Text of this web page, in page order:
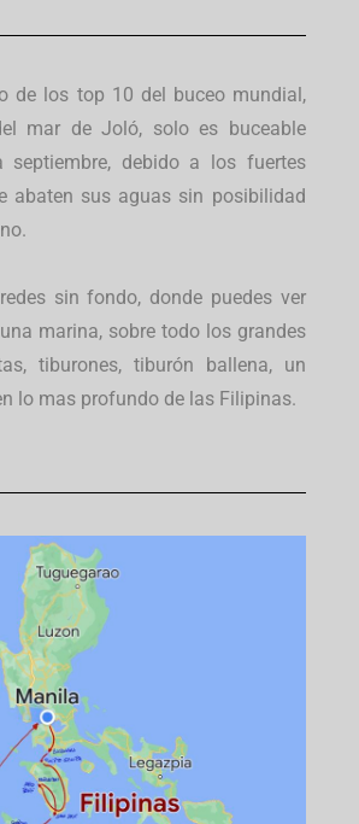
de los top 10 del buceo mundial,
mar de Joló, solo es buceable
septiembre, debido a los fuertes
abaten sus aguas sin posibilidad
sin fondo, donde puedes ver
marina, sobre todo los grandes
tiburones, tiburón ballena, un
lo mas profundo de las Filipinas.